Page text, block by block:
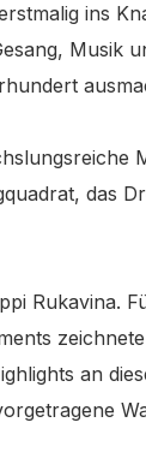
ins
Musik
das
Rukavina.
an